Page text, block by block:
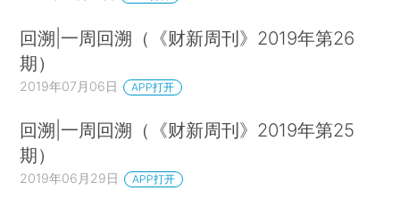
回溯|一周回溯（《财新周刊》2019年第26
期）
2019年07月06日 APP打开
回溯|一周回溯（《财新周刊》2019年第25
期）
2019年06月29日 APP打开